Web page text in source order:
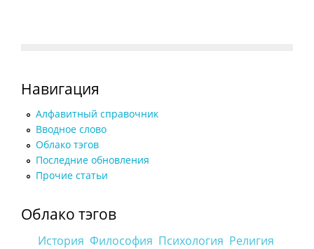
Навигация
Алфавитный справочник
Вводное слово
Облако тэгов
Последние обновления
Прочие статьи
Облако тэгов
История Философия Психология Религия